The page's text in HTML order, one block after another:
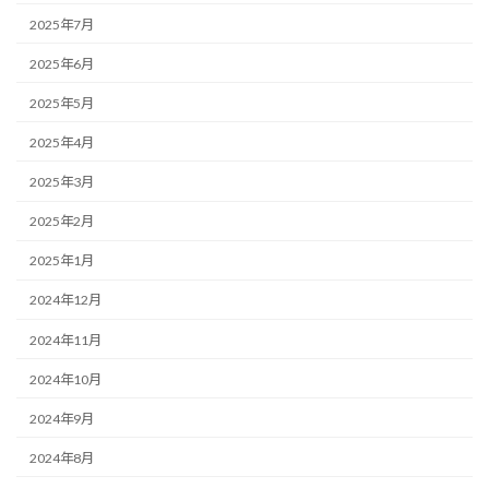
2025年7月
2025年6月
2025年5月
2025年4月
2025年3月
2025年2月
2025年1月
2024年12月
2024年11月
2024年10月
2024年9月
2024年8月